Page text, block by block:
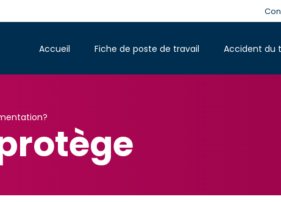
Accueil Fiche de poste de travail Accident du